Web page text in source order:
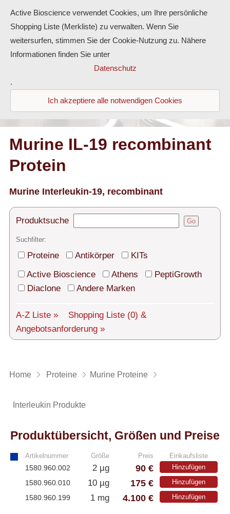
Antikörper
ELISA-Kits
Diaclone Produkte
Home
Kontakt
Technischer Support
Versand
Über uns
English
Murine IL-19 recombinant
Protein
Murine Interleukin-19, recombinant
Produktsuche Go
Suchfilter:
Proteine Antikörper
KITs
Active Bioscience
Athens
PeptiGrowth
Diaclone
Andere Marken
A-Z Liste » Shopping Liste (0) &
Angebotsanforderung »
Home Proteine Murine Proteine
Interleukin Produkte
Produktübersicht, Größen und Preise
Artikelnummer Größe Preis Einkaufsliste
1580.960.002 2 µg 90 € Hinzufügen
1580.960.010 10 µg 175 € Hinzufügen
1580.960.199 1 mg 4.100 € Hinzufügen
Active Bioscience verwendet Cookies, um Ihre persönliche
Shopping Liste (Merkliste) zu verwalten. Wenn Sie
weitersurfen, stimmen Sie der Cookie-Nutzung zu. Nähere
Informationen finden Sie unter
Datenschutz
.
Ich akzeptiere alle notwendigen Cookies